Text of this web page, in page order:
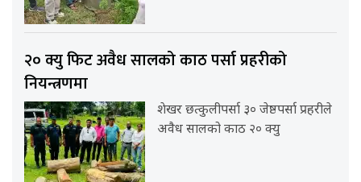
२० क्यु फिट अवैध सालको काठ पर्सा प्रहरीको
नियन्त्रणमा
शेखर छत्कुलीपर्सा ३० जेष्ठपर्सा प्रहरीले
अवैध सालको काठ २० क्यु